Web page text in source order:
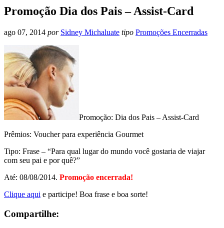
Promoção Dia dos Pais – Assist-Card
ago 07, 2014 por Sidney Michaluate tipo Promoções Encerradas
Promoção: Dia dos Pais – Assist-Card
Prêmios: Voucher para experiência Gourmet
Tipo: Frase – “Para qual lugar do mundo você gostaria de viajar
com seu pai e por quê?”
Até: 08/08/2014. Promoção encerrada!
Clique aqui e participe! Boa frase e boa sorte!
Compartilhe: